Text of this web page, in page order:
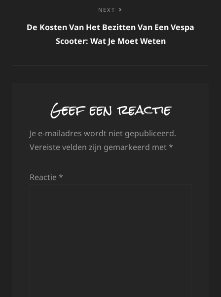
NEXT
De Kosten Van Het Bezitten Van Een Vespa
Scooter: Wat Je Moet Weten
Geef een reactie
Je e-mailadres wordt niet gepubliceerd.
Vereiste velden zijn gemarkeerd met *
Reactie *